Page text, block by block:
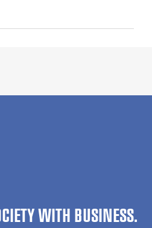
WITH BUSINESS.